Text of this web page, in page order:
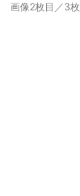
画像2枚目／3枚